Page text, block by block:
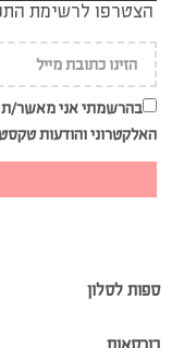
הצטרפו לרשימת
בהרשמתי אני מאשר/ת
האלקטרוני והודעות
ספות לסלון